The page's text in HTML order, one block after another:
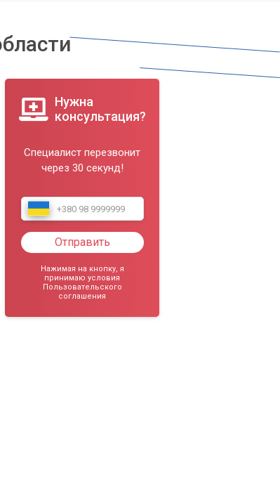
Нужна
консультация?
Специалист перезвонит
через 30 секунд!
Отправить
Нажимая на кнопку, я
принимаю условия
Пользовательского
соглашения